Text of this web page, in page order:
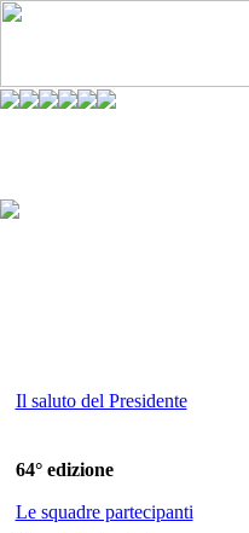
Il saluto del Presidente
64° edizione
Le squadre partecipanti